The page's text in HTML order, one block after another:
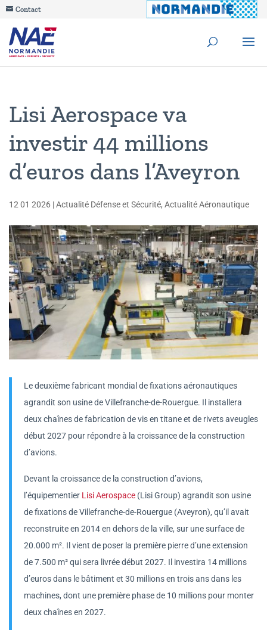
Contact
Lisi Aerospace va
investir 44 millions
d’euros dans l’Aveyron
12 01 2026 |Actualité Défense et Sécurité, Actualité Aéronautique
Le deuxième fabricant mondial de fixations aéronautiques
agrandit son usine de Villefranche-de-Rouergue. Il installera
deux chaînes de fabrication de vis en titane et de rivets aveugles
début 2027 pour répondre à la croissance de la construction
d’avions.
Devant la croissance de la construction d’avions,
l’équipementier Lisi Aerospace (Lisi Group) agrandit son usine
de fixations de Villefranche-de-Rouergue (Aveyron), qu’il avait
reconstruite en 2014 en dehors de la ville, sur une surface de
20.000 m². Il vient de poser la première pierre d’une extension
de 7.500 m² qui sera livrée début 2027. Il investira 14 millions
d’euros dans le bâtiment et 30 millions en trois ans dans les
machines, dont une première phase de 10 millions pour monter
deux chaînes en 2027.